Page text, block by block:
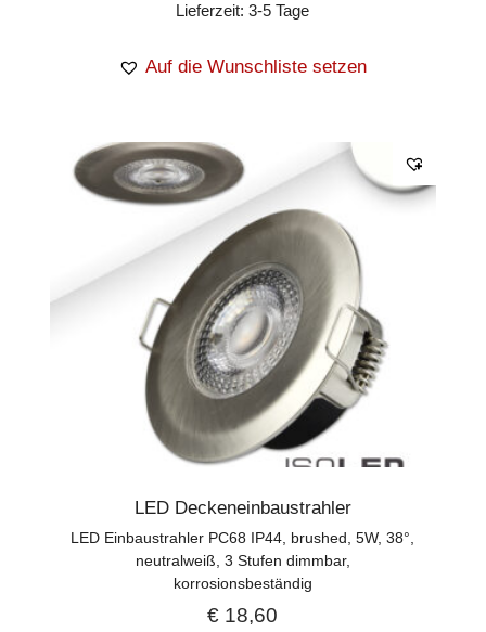
Lieferzeit:3-5 Tage
Auf die Wunschliste setzen
LED Deckeneinbaustrahler
LED Einbaustrahler PC68 IP44, brushed, 5W, 38°,
neutralweiß, 3 Stufen dimmbar,
korrosionsbeständig
€ 18,60